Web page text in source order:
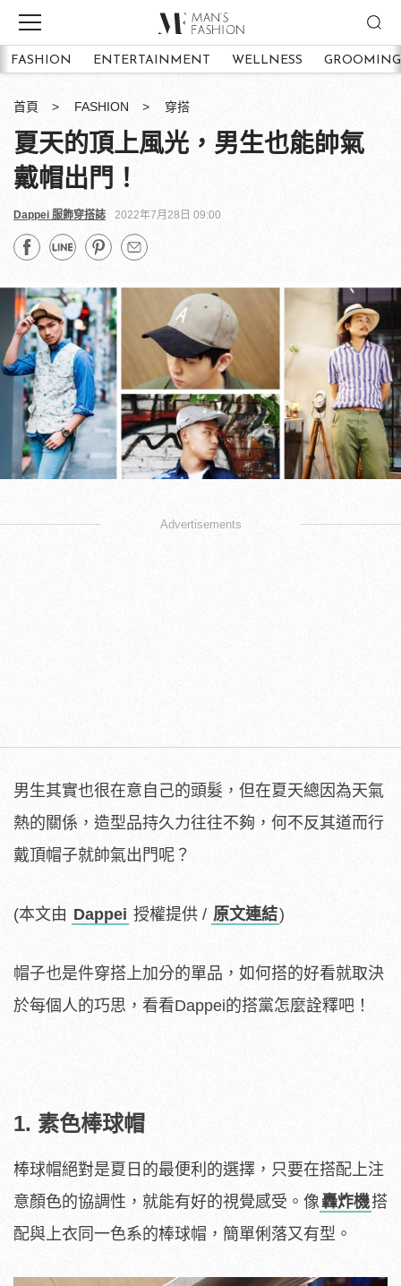
FASHION ENTERTAINMENT WELLNESS GROOMING
首頁 FASHION 穿搭
夏天的頂上風光，男生也能帥氣
戴帽出門！
Dappei 服飾穿搭誌 2022年7月28日 09:00
Advertisements
男生其實也很在意自己的頭髮，但在夏天總因為天氣
熱的關係，造型品持久力往往不夠，何不反其道而行
戴頂帽子就帥氣出門呢？
(本文由 Dappei 授權提供 / 原文連結)
帽子也是件穿搭上加分的單品，如何搭的好看就取決
於每個人的巧思，看看Dappei的搭黨怎麼詮釋吧！
1. 素色棒球帽
棒球帽絕對是夏日的最便利的選擇，只要在搭配上注
意顏色的協調性，就能有好的視覺感受。像轟炸機搭
配與上衣同一色系的棒球帽，簡單俐落又有型。